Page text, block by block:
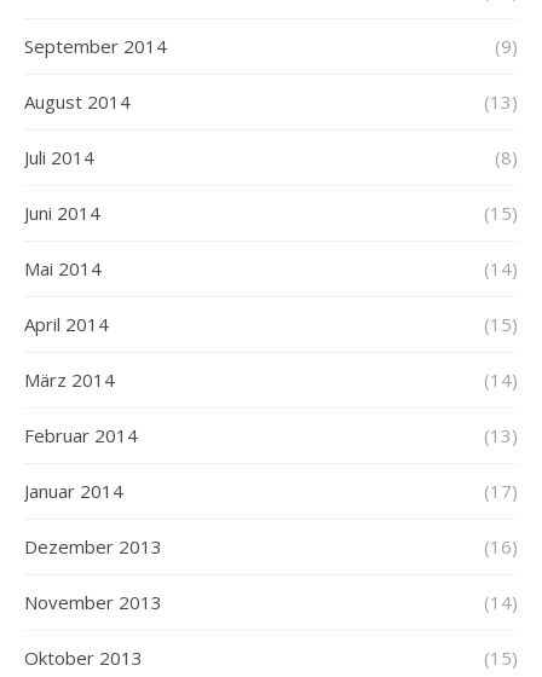
September 2014 (9)
August 2014 (13)
Juli 2014 (8)
Juni 2014 (15)
Mai 2014 (14)
April 2014 (15)
März 2014 (14)
Februar 2014 (13)
Januar 2014 (17)
Dezember 2013 (16)
November 2013 (14)
Oktober 2013 (15)